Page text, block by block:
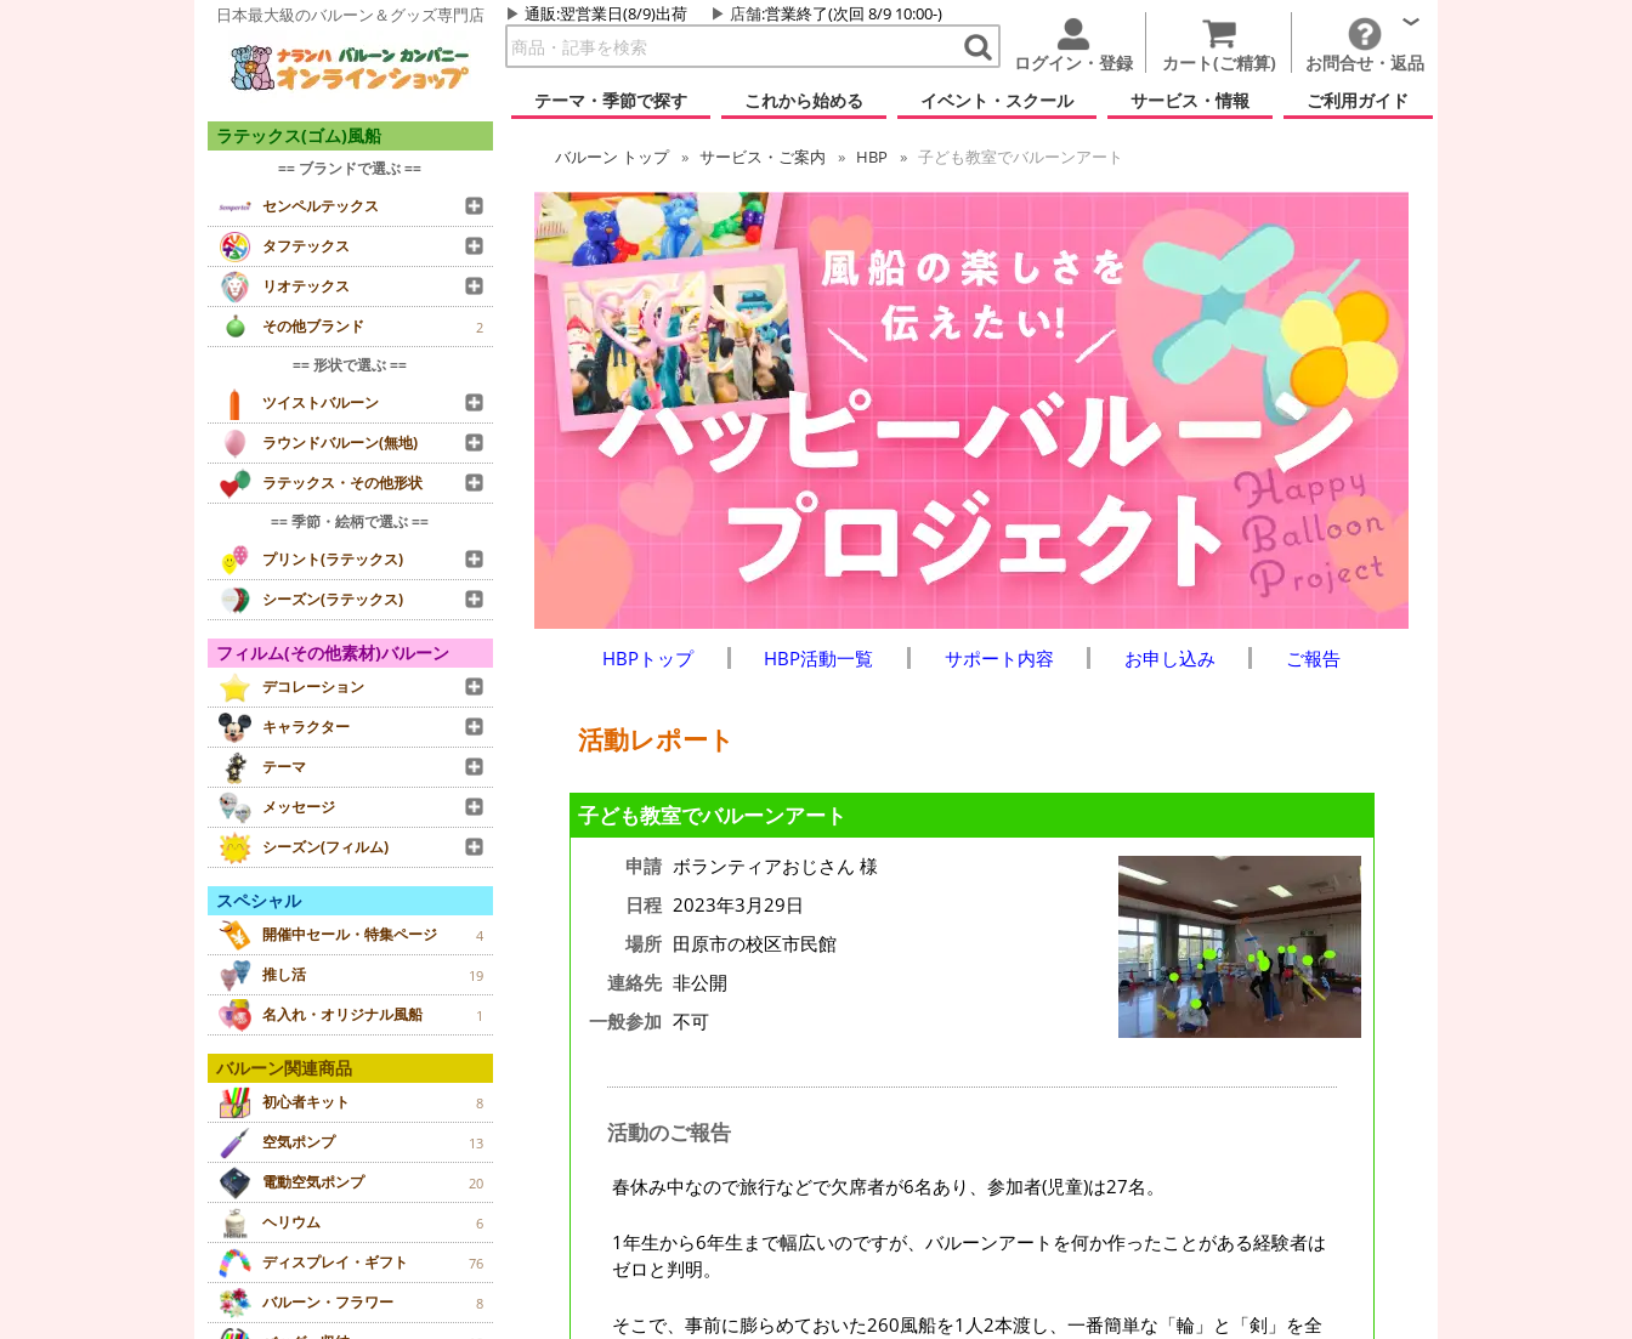
日本最大級のバルーン＆グッズ専門店 通販:翌営業日(8/9)出荷 店舗:営業終了(次回 8/9 10:00-)
ログイン・登録 カート(ご精算)
お問合せ・返品
テーマ・季節で探す
これから始める イベント・スクール サービス・情報 ご利用ガイド
ラテックス(ゴム)風船
== ブランドで選ぶ ==
センペルテックス
タフテックス
リオテックス
その他ブランド
2
== 形状で選ぶ ==
ツイストバルーン
ラウンドバルーン(無地)
ラテックス・その他形状
== 季節・絵柄で選ぶ ==
プリント(ラテックス)
シーズン(ラテックス)
フィルム(その他素材)バルーン
デコレーション
キャラクター
テーマ
メッセージ
シーズン(フィルム)
スペシャル
開催中セール・特集ページ 4
推し活 19
名入れ・オリジナル風船 1
バルーン関連商品
初心者キット 8
空気ポンプ 13
電動空気ポンプ 20
ヘリウム 6
ディスプレイ・ギフト 76
バルーン・フラワー 8
バルーン トップ サービス・ご案内 HBP 子ども教室でバルーンアート
HBPトップ HBP活動一覧 サポート内容 お申し込み ご報告
活動レポート
子ども教室でバルーンアート
申請 ボランティアおじさん 様
日程 2023年3月29日
場所 田原市の校区市民館
連絡先 非公開
一般参加 不可
活動のご報告
春休み中なので旅行などで欠席者が6名あり、参加者(児童)は27名。
1年生から6年生まで幅広いのですが、バルーンアートを何か作ったことがある経験者は
ゼロと判明。
そこで、事前に膨らめておいた260風船を1人2本渡し、一番簡単な「輪」と「剣」を全